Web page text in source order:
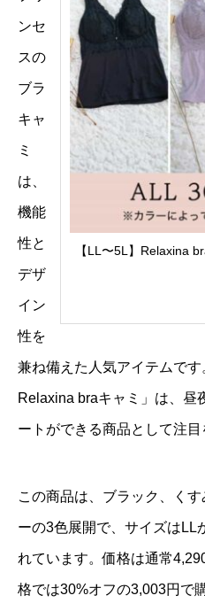
【LL〜5L】Relaxina
ンセ
スの
ブラ
キャ
ミ
は、
機能
性と
デザ
イン
性を
兼ね備えた人気アイテムです
Relaxina braキャミ」は、昼
ートができる商品として注目
この商品は、ブラック、く
ーの3色展開で、サイズはLL
れています。価格は通常
格では30%オフの3,003円で